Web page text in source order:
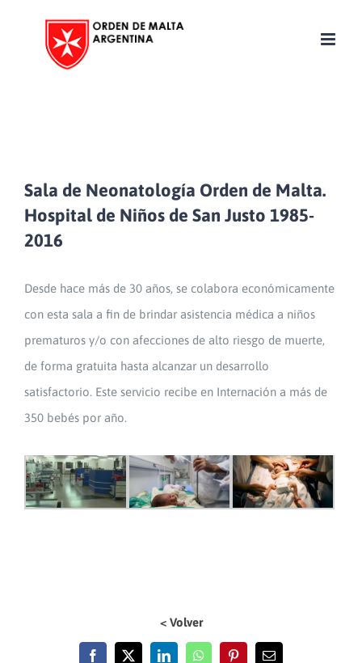
Sala de Neonatología Orden de Malta.
Hospital de Niños de San Justo 1985-
2016
Desde hace más de 30 años, se colabora económicamente
con esta sala a fin de brindar asistencia médica a niños
prematuros y/o con afecciones de alto riesgo de muerte,
de forma gratuita hasta alcanzar un desarrollo
satisfactorio. Este servicio recibe en Internación a más de
350 bebés por año.
< Volver